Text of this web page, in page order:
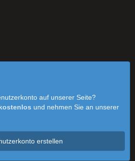
auf unserer Seite?
und nehmen Sie an unserer
erstellen